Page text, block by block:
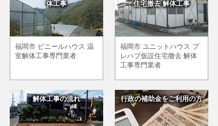
体工事
福岡市 ビニールハウス 温
室解体工事専門業者
住宅撤去 解体工事
福岡市 ユニットハウス プ
レハブ仮設住宅撤去 解体
工事専門業者
解体工事の流れ 行政の補助金をご利用の方